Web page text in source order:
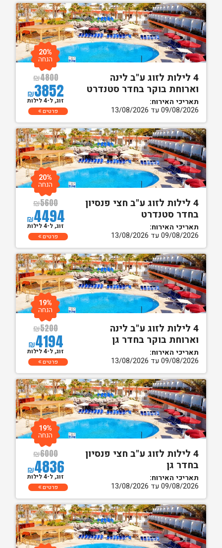
4 לילות לזוג ע"ב לינה
וארוחת בוקר בחדר סטנדרט
תאריכי האירוח:
09/08/2026 עד 13/08/2026
₪4800
₪3852
20%
הנחה
זוג, ל-4 לילות
פרטים
4 לילות לזוג ע"ב חצי פנסיון
בחדר סטנדרט
תאריכי האירוח:
09/08/2026 עד 13/08/2026
₪5600
₪4494
20%
הנחה
זוג, ל-4 לילות
פרטים
4 לילות לזוג ע"ב לינה
וארוחת בוקר בחדר גן
תאריכי האירוח:
09/08/2026 עד 13/08/2026
₪5200
₪4194
19%
הנחה
זוג, ל-4 לילות
פרטים
4 לילות לזוג ע"ב חצי פנסיון
בחדר גן
תאריכי האירוח:
09/08/2026 עד 13/08/2026
₪6000
₪4836
19%
הנחה
זוג, ל-4 לילות
פרטים